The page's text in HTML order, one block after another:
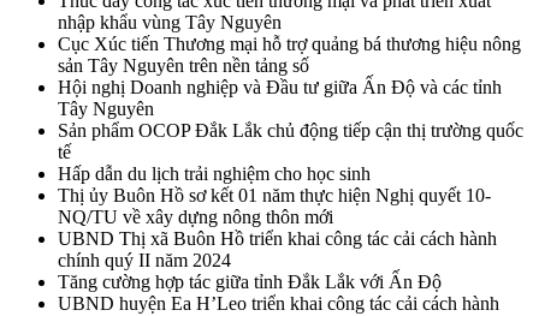
nhập khẩu vùng Tây Nguyên
Cục Xúc tiến Thương mại hỗ trợ quảng bá thương hiệu nông
sản Tây Nguyên trên nền tảng số
Hội nghị Doanh nghiệp và Đầu tư giữa Ấn Độ và các tỉnh
Tây Nguyên
Sản phẩm OCOP Đắk Lắk chủ động tiếp cận thị trường quốc
tế
Hấp dẫn du lịch trải nghiệm cho học sinh
Thị ủy Buôn Hồ sơ kết 01 năm thực hiện Nghị quyết 10-
NQ/TU về xây dựng nông thôn mới
UBND Thị xã Buôn Hồ triển khai công tác cải cách hành
chính quý II năm 2024
Tăng cường hợp tác giữa tỉnh Đắk Lắk với Ấn Độ
UBND huyện Ea H’Leo triển khai công tác cải cách hành